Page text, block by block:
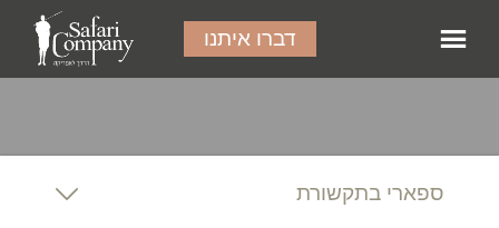
דברו איתנו
ספארי בתקשורת